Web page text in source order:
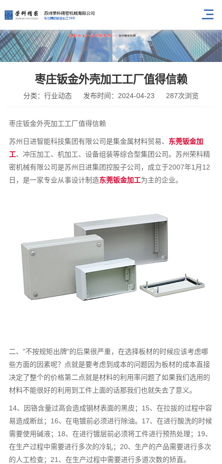
枣庄钣金外壳加工工厂值得信赖
分类：行业动态 发布时间：2024-04-23 287次浏览
枣庄钣金外壳加工工厂值得信赖
苏州日进智能科技集团有限公司是集金属材料贸易、 东莞钣金加
工、冲压加工、机加工、设备组装等综合型集团公司。苏州荣科精
密机械有限公司是苏州日进集团控股子公司，成立于2007年1月12
日，是一家专业从事设计制造东莞钣金加工为主的企业。
二、"不按规矩出牌"的后果很严重，在选择板材的时候应该考虑哪
些方面的因素呢？点就是要考虑到成本的问题因为板材的成本直接
决定了整个的价格第二点就是材料的利用率问题了如果我们选用的
材料不能很好的利用到工件上面的话那我们也就失去了意义。
14、因铬含量过高会造成钢材表面的黑皮；15、在拉拔的过程中容
易造成断丝；16、在电镀前必须进行除油。17、在进行酸洗的时候
需要使用碱液；18、在进行镀层前必须将工件进行预热处理；19、
在生产过程中需要进行多次的冷轧；20、生产的产品需要进行多次
的人工检查；21、在生产过程中需要进行多道次数的矫直。